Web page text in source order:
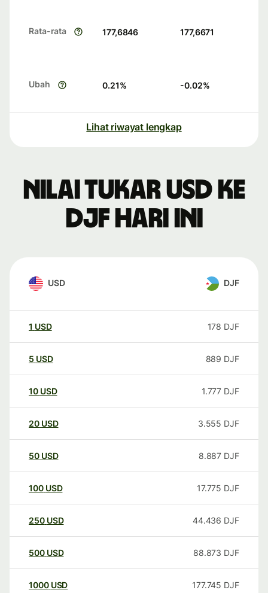
Rata-rata 177,6846 177,6671
Ubah 0.21% -0.02%
Lihat riwayat lengkap
Nilai tukar USD ke
DJF hari ini
USD DJF
1 USD 178 DJF
5 USD 889 DJF
10 USD 1.777 DJF
20 USD 3.555 DJF
50 USD 8.887 DJF
100 USD 17.775 DJF
250 USD 44.436 DJF
500 USD 88.873 DJF
1000 USD 177.745 DJF